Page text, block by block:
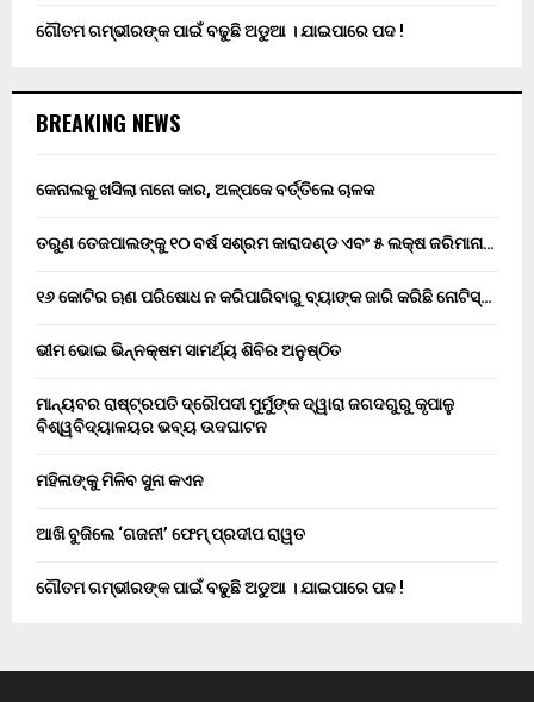
ଗୌତମ ଗମ୍ଭୀରଙ୍କ ପାଇଁ ବଢୁଛି ଅଡୁଆ । ଯାଇପାରେ ପଦ !
BREAKING NEWS
କେନାଲକୁ ଖସିଲା ନାନୋ କାର, ଅଳ୍ପକେ ବର୍ତ୍ତିଲେ ଚାଳକ
ତରୁଣ ତେଜପାଲଙ୍କୁ ୧୦ ବର୍ଷ ସଶ୍ରମ କାରାଦଣ୍ଡ ଏବଂ ₹୫ ଲକ୍ଷ ଜରିମାନା…
୧୬ କୋଟିର ଋଣ ପରିଷୋଧ ନ କରିପାରିବାରୁ ବ୍ୟାଙ୍କ ଜାରି କରିଛି ନୋଟିସ୍…
ଭୀମ ଭୋଇ ଭିନ୍ନକ୍ଷମ ସାମର୍ଥ୍ୟ ଶିବିର ଅନୁଷ୍ଠିତ
ମାନ୍ୟବର ରାଷ୍ଟ୍ରପତି ଦ୍ରୌପଦୀ ମୁର୍ମୁଙ୍କ ଦ୍ୱାରା ଜଗଦଗୁରୁ କୃପାଳୁ
ବିଶ୍ୱବିଦ୍ୟାଳୟର ଭବ୍ୟ ଉଦଘାଟନ
ମହିଳାଙ୍କୁ ମିଳିବ ସୁନା କଏନ
ଆଖି ବୁଜିଲେ ‘ଗଜନୀ’ ଫେମ୍ ପ୍ରଦୀପ ରାୱତ
ଗୌତମ ଗମ୍ଭୀରଙ୍କ ପାଇଁ ବଢୁଛି ଅଡୁଆ । ଯାଇପାରେ ପଦ !